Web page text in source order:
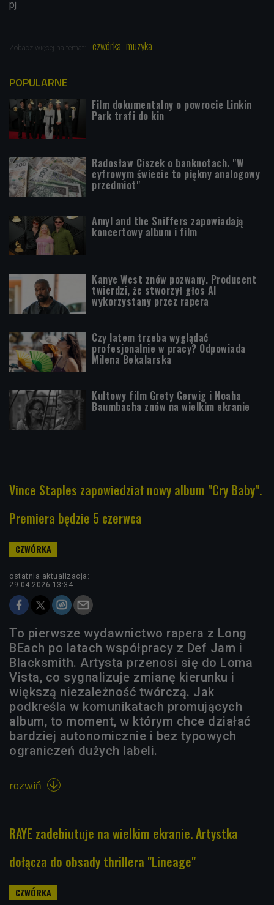
pj
Zobacz więcej na temat: czwórka muzyka
POPULARNE
Film dokumentalny o powrocie Linkin
Park trafi do kin
Radosław Ciszek o banknotach. "W
cyfrowym świecie to piękny analogowy
przedmiot"
Amyl and the Sniffers zapowiadają
koncertowy album i film
Kanye West znów pozwany. Producent
twierdzi, że stworzył głos AI
wykorzystany przez rapera
Czy latem trzeba wyglądać
profesjonalnie w pracy? Odpowiada
Milena Bekalarska
Kultowy film Grety Gerwig i Noaha
Baumbacha znów na wielkim ekranie
Vince Staples zapowiedział nowy album "Cry Baby".
Premiera będzie 5 czerwca
ostatnia aktualizacja:
29.04.2026 13:34
To pierwsze wydawnictwo rapera z Long
BEach po latach współpracy z Def Jam i
Blacksmith. Artysta przenosi się do Loma
Vista, co sygnalizuje zmianę kierunku i
większą niezależność twórczą. Jak
podkreśla w komunikatach promujących
album, to moment, w którym chce działać
bardziej autonomicznie i bez typowych
ograniczeń dużych labeli.
rozwiń 
RAYE zadebiutuje na wielkim ekranie. Artystka
dołącza do obsady thrillera "Lineage"